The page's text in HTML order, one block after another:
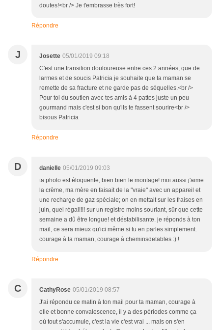
doutes!<br /> Je t'embrasse très fort!
Répondre
J Josette 05/01/2019 09:18
C'est une transition douloureuse entre ces 2 années, que de
larmes et de soucis Patricia je souhaite que ta maman se
remette de sa fracture et ne garde pas de séquelles.<br />
Pour toi du soutien avec tes amis à 4 pattes juste un peu
gourmand mais c'est si bon qu'ils te fassent sourire<br />
bisous Patricia
Répondre
D danielle 05/01/2019 09:03
ta photo est éloquente, bien bien le montage! moi aussi j'aime
la crème, ma mère en faisait de la "vraie" avec un appareil et
une recharge de gaz spéciale; on en mettait sur les fraises en
juin, quel régal!!!! sur un registre moins souriant, sûr que cette
semaine a dû être longue! et déstabilisante. je réponds à ton
mail, ce sera mieux qu'ici même si tu en parles simplement.
courage à la maman, courage à cheminsdetables :) !
Répondre
C CathyRose 05/01/2019 08:57
J'ai répondu ce matin à ton mail pour ta maman, courage à
elle et bonne convalescence, il y a des périodes comme ça
où tout s'accumule, c'est la vie c'est vrai ... mais on s'en